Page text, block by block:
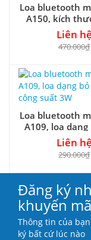
Loa bluetooth
A150, kích
nhỏ, RMS
Liên hệ
470.000₫
Loa bluetooth
A109, loa
công suất
Liên hệ
290.000₫
Đăng ký
khuyến
Thông tin của
ký bất cứ lúc nào